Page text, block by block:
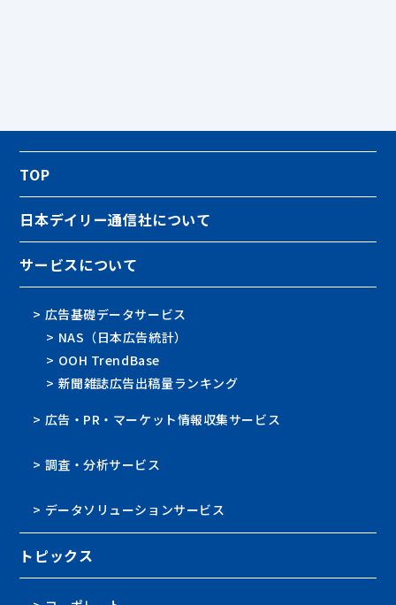
TOP
日本デイリー通信社について
サービスについて
> 広告基礎データサービス
> NAS（日本広告統計）
> OOH TrendBase
> 新聞雑誌広告出稿量ランキング
> 広告・PR・マーケット情報収集サービス
> 調査・分析サービス
> データソリューションサービス
トピックス